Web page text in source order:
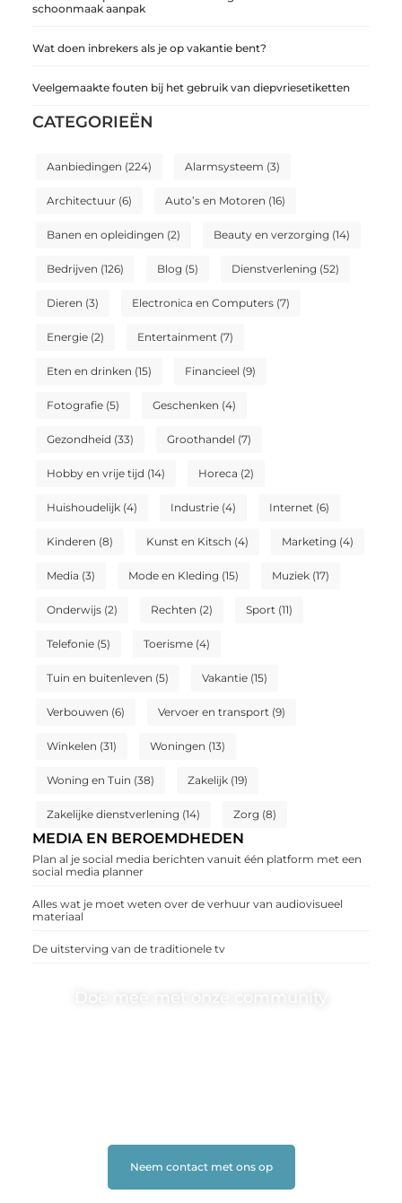
schoonmaak aanpak
Wat doen inbrekers als je op vakantie bent?
Veelgemaakte fouten bij het gebruik van diepvriesetiketten
CATEGORIEËN
Aanbiedingen (224) Alarmsysteem (3)
Architectuur(6) Auto’s en Motoren (16)
Banen en opleidingen (2) Beauty en verzorging (14)
Bedrijven (126) Blog (5) Dienstverlening (52)
Dieren (3) Electronica en Computers(7)
Energie(2) Entertainment (7)
Eten en drinken (15) Financieel (9)
Fotografie(5) Geschenken (4)
Gezondheid (33) Groothandel (7)
Hobby en vrije tijd (14) Horeca (2)
Huishoudelijk(4) Industrie(4) Internet (6)
Kinderen (8) Kunst en Kitsch (4) Marketing (4)
Media (3) Mode en Kleding (15) Muziek(17)
Onderwijs(2) Rechten (2) Sport (11)
Telefonie(5) Toerisme(4)
Tuin en buitenleven (5) Vakantie(15)
Verbouwen (6) Vervoer en transport (9)
Winkelen (31) Woningen (13)
Woning en Tuin (38) Zakelijk(19)
Zakelijke dienstverlening (14) Zorg (8)
MEDIA EN BEROEMDHEDEN
Plan al je social media berichten vanuit één platform met een
social media planner
Alles wat je moet weten over de verhuur van audiovisueel
materiaal
De uitsterving van de traditionele tv
Neem contact met ons op